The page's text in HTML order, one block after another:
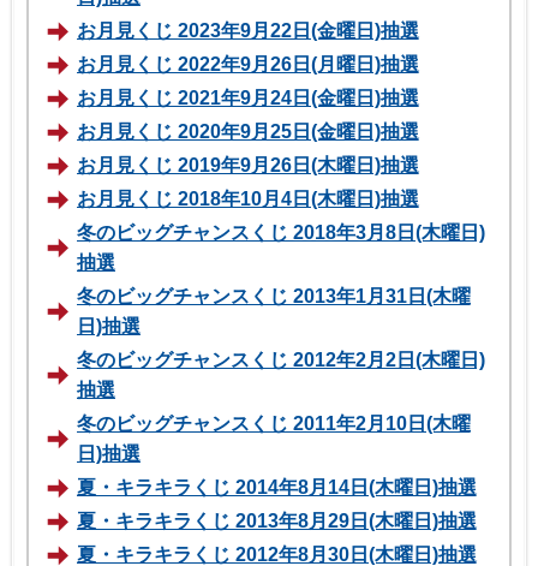
お月見くじ 2023年9月22日(金曜日)抽選
お月見くじ 2022年9月26日(月曜日)抽選
お月見くじ 2021年9月24日(金曜日)抽選
お月見くじ 2020年9月25日(金曜日)抽選
お月見くじ 2019年9月26日(木曜日)抽選
お月見くじ 2018年10月4日(木曜日)抽選
冬のビッグチャンスくじ 2018年3月8日(木曜日)
抽選
冬のビッグチャンスくじ 2013年1月31日(木曜
日)抽選
冬のビッグチャンスくじ 2012年2月2日(木曜日)
抽選
冬のビッグチャンスくじ 2011年2月10日(木曜
日)抽選
夏・キラキラくじ 2014年8月14日(木曜日)抽選
夏・キラキラくじ 2013年8月29日(木曜日)抽選
夏・キラキラくじ 2012年8月30日(木曜日)抽選